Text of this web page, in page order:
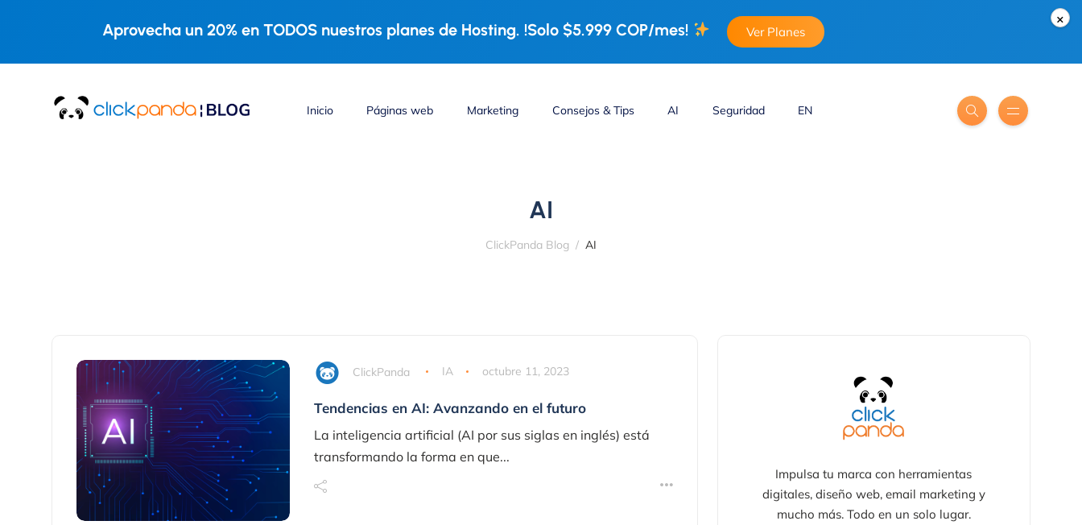
×
Aprovecha un 20% en TODOS nuestros planes de Hosting. !Solo $5.999 COP/mes! Ver Planes
Inicio Páginas web Marketing Consejos & Tips AI Seguridad EN
AI
ClickPanda Blog AI
ClickPanda IA octubre 11, 2023
Tendencias en AI: Avanzando en el futuro
La inteligencia artificial (AI por sus siglas en inglés) está
transformando la forma en que...
Impulsa tu marca con herramientas
digitales, diseño web, email marketing y
mucho más. Todo en un solo lugar.